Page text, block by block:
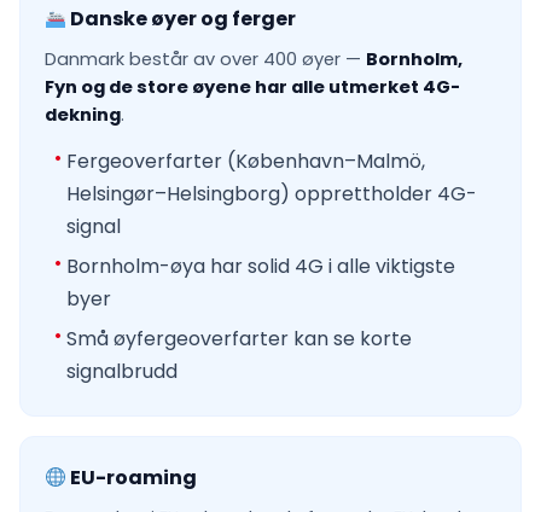
Danske øyer og ferger
Danmark består av over 400 øyer — Bornholm,
Fyn og de store øyene har alle utmerket 4G-
dekning.
Fergeoverfarter (København–Malmö,
Helsingør–Helsingborg) opprettholder 4G-
signal
Bornholm-øya har solid 4G i alle viktigste
byer
Små øyfergeoverfarter kan se korte
signalbrudd
EU-roaming